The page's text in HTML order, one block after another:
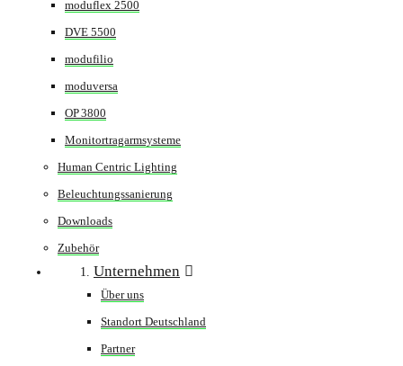
moduflex 2500
DVE 5500
modufilio
moduversa
OP 3800
Monitortragarmsysteme
Human Centric Lighting
Beleuchtungssanierung
Downloads
Zubehör
Unternehmen
Über uns
Standort Deutschland
Partner